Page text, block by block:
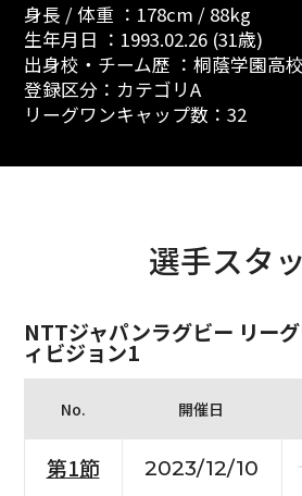
身長 / 体重 ：178cm / 88kg
生年月日 ：1993.02.26 (31歳)
出身校・チーム歴 ：桐蔭学園高校
登録区分：カテゴリA
リーグワンキャップ数：32
選手スタ
NTTジャパンラグビー リー
ィビジョン1
No. 開催日
第1節 2023/12/10